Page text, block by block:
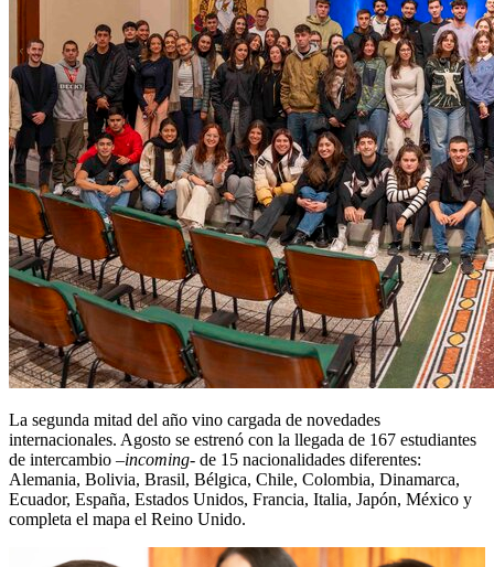
La segunda mitad del año vino cargada de novedades
internacionales. Agosto se estrenó con la llegada de 167 estudiantes
de intercambio –incoming- de 15 nacionalidades diferentes:
Alemania, Bolivia, Brasil, Bélgica, Chile, Colombia, Dinamarca,
Ecuador, España, Estados Unidos, Francia, Italia, Japón, México y
completa el mapa el Reino Unido.